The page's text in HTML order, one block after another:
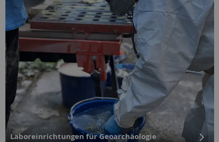
Laboreinrichtungen für Geoarchäologie